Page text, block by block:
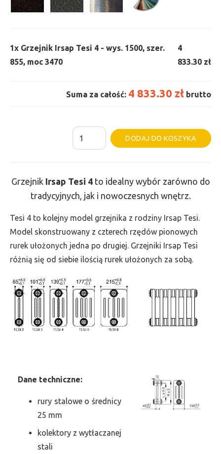
1x Grzejnik Irsap Tesi 4 - wys. 1500, szer.
855, moc 3470
4
833.30 zł
Suma za całość: 4 833.30 zł brutto
ilość
Grzejnik
wys.
1500,
szer.
855,
3470
DODAJ DO KOSZYKA
Grzejnik Irsap Tesi 4to idealny wybór zarówno do
tradycyjnych, jak i nowoczesnych wnętrz.
Tesi 4 to kolejny model grzejnika z rodziny Irsap Tesi.
Model skonstruowany z czterech rzędów pionowych
rurek ułożonych jedna po drugiej. Grzejniki Irsap Tesi
różnią się od siebie ilością rurek ułożonych za sobą.
Dane techniczne:
rury stalowe o średnicy
25 mm
kolektory z wytłaczanej
stali